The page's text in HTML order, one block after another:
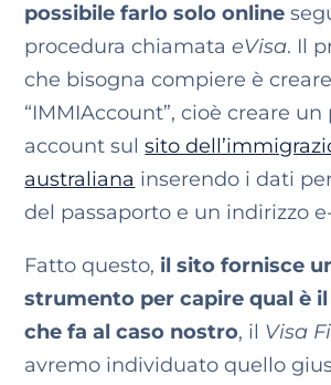
possibile farlo solo online
procedura chiamata eVisa. Il
che bisogna compiere è creare
“IMMIAccount”, cioè creare
account sulsito
australiana inserendo i dati
del passaporto e un indirizzo
Fatto questo, il sito fornisce
strumento per capire qual è
che fa al caso nostro, il Visa
avremo individuato quello